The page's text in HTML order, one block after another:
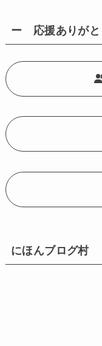
ー 応援ありが
にほんブログ村